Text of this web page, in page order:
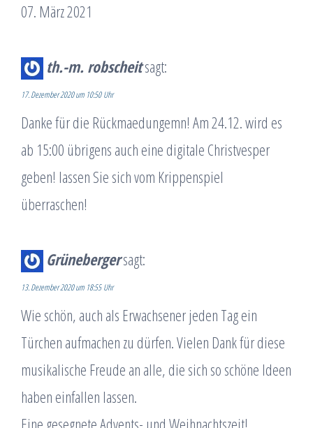
07. März 2021
th.-m. robscheitsagt:
17. Dezember 2020 um 10:50 Uhr
Danke für die Rückmaedungemn! Am 24.12. wird es
ab 15:00 übrigens auch eine digitale Christvesper
geben! lassen Sie sich vom Krippenspiel
überraschen!
Grünebergersagt:
13. Dezember 2020 um 18:55 Uhr
Wie schön, auch als Erwachsener jeden Tag ein
Türchen aufmachen zu dürfen. Vielen Dank für diese
musikalische Freude an alle, die sich so schöne Ideen
haben einfallen lassen.
Eine gesegnete Advents- und Weihnachtszeit!